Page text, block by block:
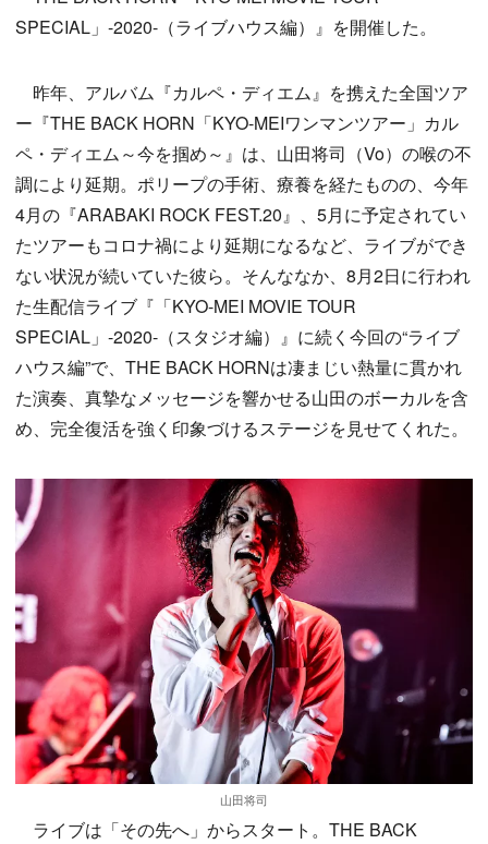
SPECIAL」-2020-（ライブハウス編）』を開催した。
昨年、アルバム『カルペ・ディエム』を携えた全国ツア
ー『THE BACK HORN「KYO-MEIワンマンツアー」カル
ペ・ディエム～今を掴め～』は、山田将司（Vo）の喉の不
調により延期。ポリープの手術、療養を経たものの、今年
4月の『ARABAKI ROCK FEST.20』、5月に予定されてい
たツアーもコロナ禍により延期になるなど、ライブができ
ない状況が続いていた彼ら。そんななか、8月2日に行われ
た生配信ライブ『「KYO-MEI MOVIE TOUR
SPECIAL」-2020-（スタジオ編）』に続く今回の“ライブ
ハウス編”で、THE BACK HORNは凄まじい熱量に貫かれ
た演奏、真摯なメッセージを響かせる山田のボーカルを含
め、完全復活を強く印象づけるステージを見せてくれた。
山田将司
ライブは「その先へ」からスタート。THE BACK